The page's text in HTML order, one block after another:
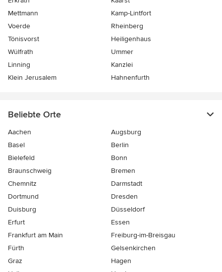
Mettmann
Kamp-Lintfort
Voerde
Rheinberg
Tönisvorst
Heiligenhaus
Wülfrath
Ummer
Linning
Kanzlei
Klein Jerusalem
Hahnenfurth
Beliebte Orte
Aachen
Augsburg
Basel
Berlin
Bielefeld
Bonn
Braunschweig
Bremen
Chemnitz
Darmstadt
Dortmund
Dresden
Duisburg
Düsseldorf
Erfurt
Essen
Frankfurt am Main
Freiburg-im-Breisgau
Fürth
Gelsenkirchen
Graz
Hagen